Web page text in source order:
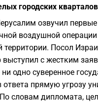
городских
озвучил первые
воздушной
территории. Посол
выступил с жестким
одно суверенное
ответа прямую угрозу
словам дипломата,